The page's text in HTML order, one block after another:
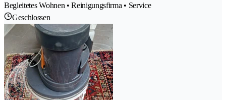
Begleitetes Wohnen • Reinigungsfirma • Service
Geschlossen